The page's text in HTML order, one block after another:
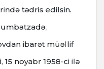
tədris edilsin.
ibarət müəllif
15 noyabr 1958-ci ilə